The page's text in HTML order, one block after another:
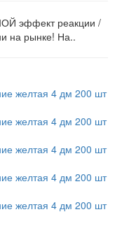
эффект реакции /
на рынке! На..